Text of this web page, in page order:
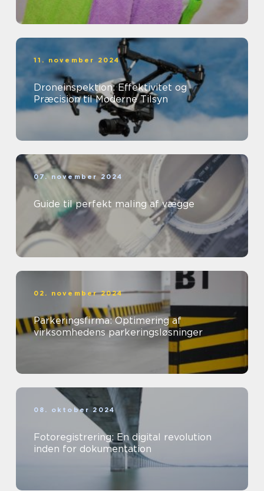
11. november 2024
Droneinspektion: Effektivitet og
Præcision til Moderne Tilsyn
07. november 2024
Guide til perfekt maling af vægge
02. november 2024
Parkeringsfirma: Optimering af
virksomhedens parkeringsløsninger
08. oktober 2024
Fotoregistrering: En digital revolution
inden for dokumentation